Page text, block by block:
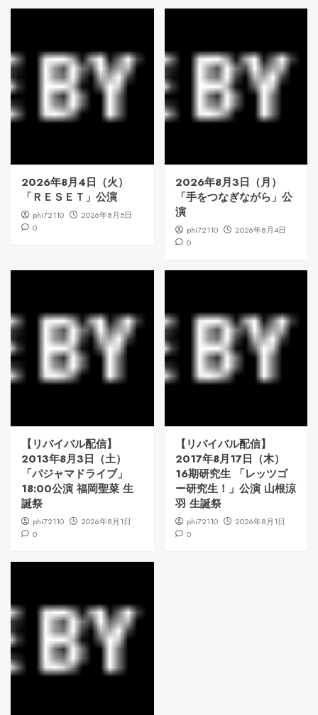
2026年8月4日（火）
「ＲＥＳＥＴ」公演
phi72110
2026年8月5日
0
2026年8月3日（月）
「手をつなぎながら」公
演
phi72110
2026年8月4日
0
【リバイバル配信】
2013年8月3日（土）
「パジャマドライブ」
18:00公演 福岡聖菜 生
誕祭
phi72110
2026年8月1日
0
【リバイバル配信】
2017年8月17日（木）
16期研究生 「レッツゴ
ー研究生！」公演 山根涼
羽 生誕祭
phi72110
2026年8月1日
0